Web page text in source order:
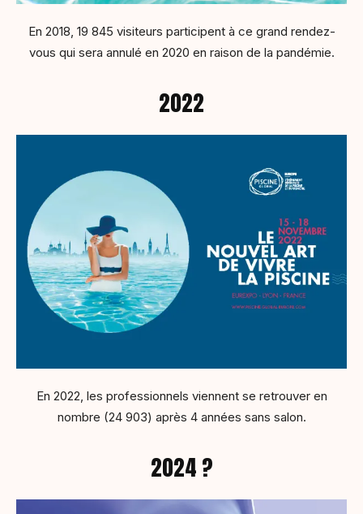
En 2018, 19 845 visiteurs participent à ce grand rendez-
vous qui sera annulé en 2020 en raison de la pandémie.
2022
En 2022, les professionnels viennent se retrouver en
nombre (24 903) après 4 années sans salon.
2024 ?